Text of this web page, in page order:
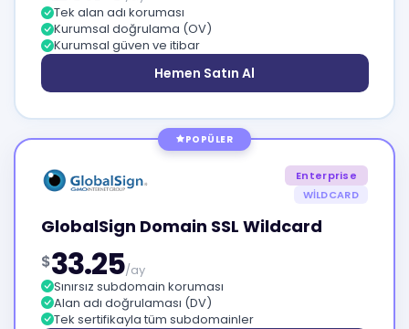
Tek alan adı koruması
Kurumsal doğrulama (OV)
Kurumsal güven ve itibar
Hemen Satın Al
POPÜLER
Enterprise
WILDCARD
GlobalSign Domain SSL Wildcard
$33.25/ay
Sınırsız subdomain koruması
Alan adı doğrulaması (DV)
Tek sertifikayla tüm subdomainler